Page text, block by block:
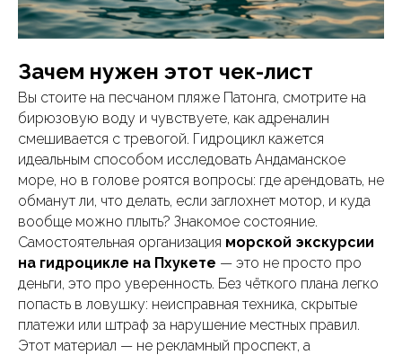
Зачем нужен этот чек-лист
Вы стоите на песчаном пляже Патонга, смотрите на
бирюзовую воду и чувствуете, как адреналин
смешивается с тревогой. Гидроцикл кажется
идеальным способом исследовать Андаманское
море, но в голове роятся вопросы: где арендовать, не
обманут ли, что делать, если заглохнет мотор, и куда
вообще можно плыть? Знакомое состояние.
Самостоятельная организация морской экскурсии
на гидроцикле на Пхукете — это не просто про
деньги, это про уверенность. Без чёткого плана легко
попасть в ловушку: неисправная техника, скрытые
платежи или штраф за нарушение местных правил.
Этот материал — не рекламный проспект, а